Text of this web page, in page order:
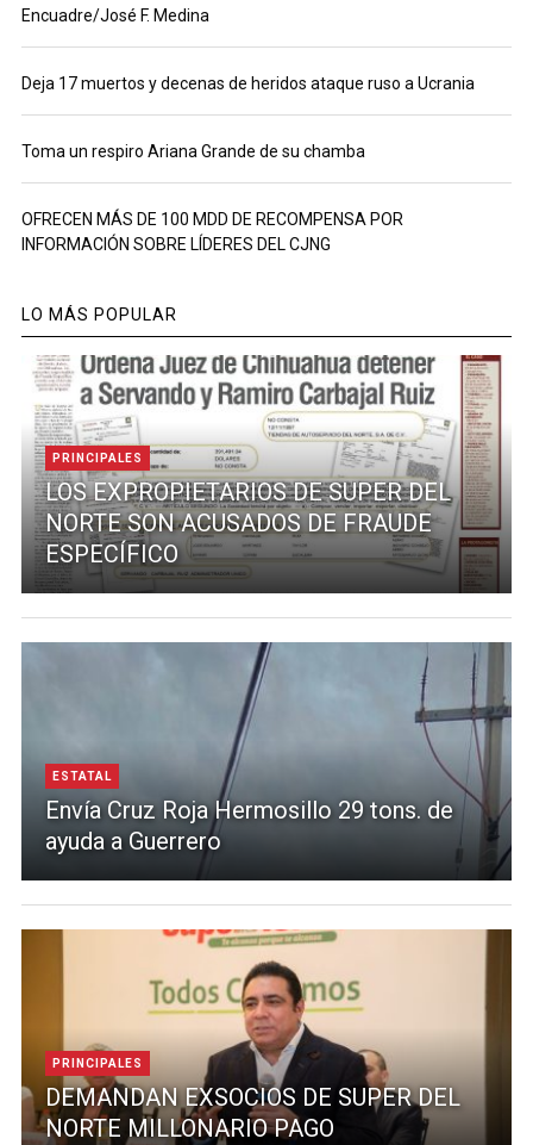
Encuadre/José F. Medina
Deja 17 muertos y decenas de heridos ataque ruso a Ucrania
Toma un respiro Ariana Grande de su chamba
OFRECEN MÁS DE 100 MDD DE RECOMPENSA POR
INFORMACIÓN SOBRE LÍDERES DEL CJNG
LO MÁS POPULAR
PRINCIPALES
LOS EXPROPIETARIOS DE SUPER DEL
NORTE SON ACUSADOS DE FRAUDE
ESPECÍFICO
ESTATAL
Envía Cruz Roja Hermosillo 29 tons. de
ayuda a Guerrero
PRINCIPALES
DEMANDAN EXSOCIOS DE SUPER DEL
NORTE MILLONARIO PAGO